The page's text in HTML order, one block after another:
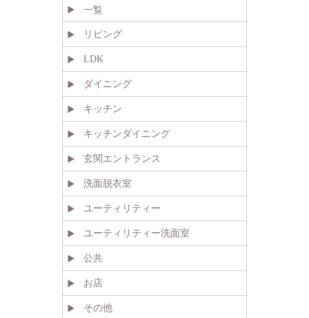
一覧
リビング
LDK
ダイニング
キッチン
キッチンダイニング
玄関エントランス
洗面脱衣室
ユーティリティー
ユーティリティー洗面室
公共
お店
その他